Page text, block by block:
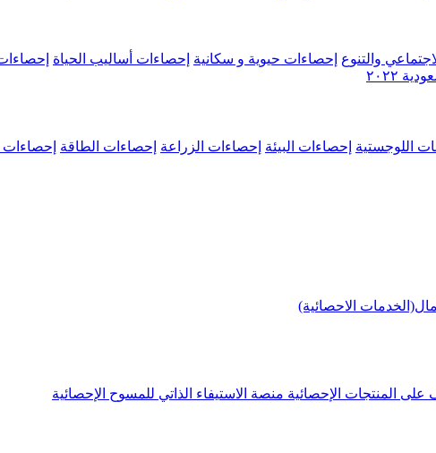
والتنوع إحصاءات حيوية و سكانية إحصاءات أساليب الحياة
٢٠٢٢
اللوجستية إحصاءات البيئة إحصاءات الزراعة إحصاءات الطاقة إحصاءات
الاحصائية)
على المنتجات الإحصائية منصة الاستيفاء الذاتي للمسوح الإحصائية